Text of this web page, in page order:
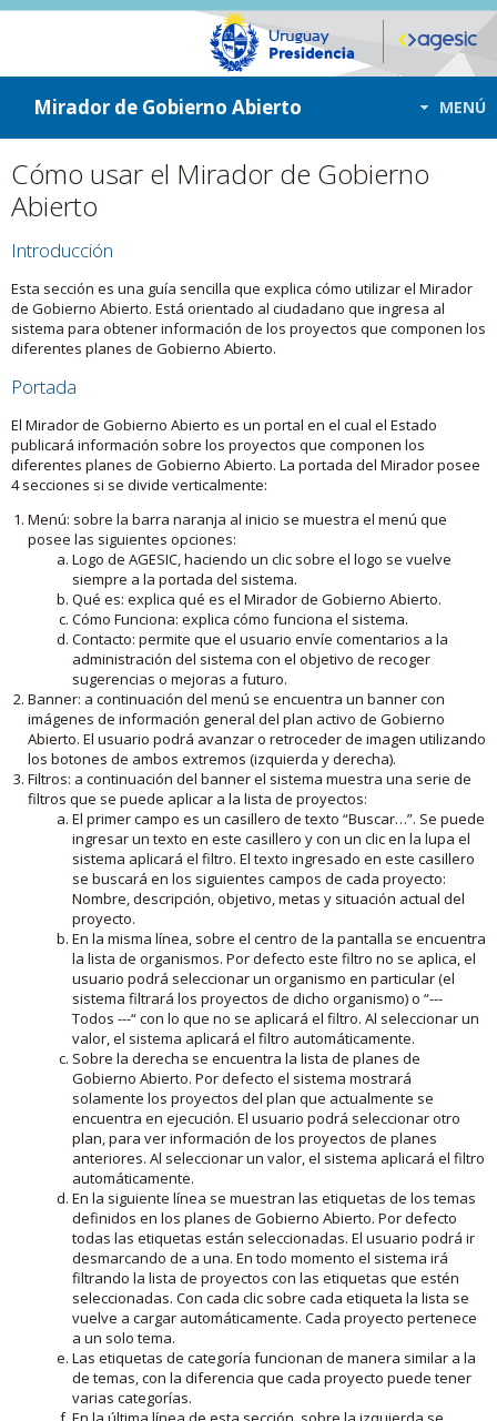
ir a contenido
ir al menú
Mirador de Gobierno Abierto MENÚ
Cómo usar el Mirador de Gobierno
Abierto
Introducción
Esta sección es una guía sencilla que explica cómo utilizar el Mirador
de Gobierno Abierto. Está orientado al ciudadano que ingresa al
sistema para obtener información de los proyectos que componen los
diferentes planes de Gobierno Abierto.
Portada
El Mirador de Gobierno Abierto es un portal en el cual el Estado
publicará información sobre los proyectos que componen los
diferentes planes de Gobierno Abierto. La portada del Mirador posee
4 secciones si se divide verticalmente:
Menú: sobre la barra naranja al inicio se muestra el menú que
posee las siguientes opciones:
Logo de AGESIC, haciendo un clic sobre el logo se vuelve
siempre a la portada del sistema.
Qué es: explica qué es el Mirador de Gobierno Abierto.
Cómo Funciona: explica cómo funciona el sistema.
Contacto: permite que el usuario envíe comentarios a la
administración del sistema con el objetivo de recoger
sugerencias o mejoras a futuro.
Banner: a continuación del menú se encuentra un banner con
imágenes de información general del plan activo de Gobierno
Abierto. El usuario podrá avanzar o retroceder de imagen utilizando
los botones de ambos extremos (izquierda y derecha).
Filtros: a continuación del banner el sistema muestra una serie de
filtros que se puede aplicar a la lista de proyectos:
El primer campo es un casillero de texto “Buscar…”. Se puede
ingresar un texto en este casillero y con un clic en la lupa el
sistema aplicará el filtro. El texto ingresado en este casillero
se buscará en los siguientes campos de cada proyecto:
Nombre, descripción, objetivo, metas y situación actual del
proyecto.
En la misma línea, sobre el centro de la pantalla se encuentra
la lista de organismos. Por defecto este filtro no se aplica, el
usuario podrá seleccionar un organismo en particular (el
sistema filtrará los proyectos de dicho organismo) o “---
Todos ---“ con lo que no se aplicará el filtro. Al seleccionar un
valor, el sistema aplicará el filtro automáticamente.
Sobre la derecha se encuentra la lista de planes de
Gobierno Abierto. Por defecto el sistema mostrará
solamente los proyectos del plan que actualmente se
encuentra en ejecución. El usuario podrá seleccionar otro
plan, para ver información de los proyectos de planes
anteriores. Al seleccionar un valor, el sistema aplicará el filtro
automáticamente.
En la siguiente línea se muestran las etiquetas de los temas
definidos en los planes de Gobierno Abierto. Por defecto
todas las etiquetas están seleccionadas. El usuario podrá ir
desmarcando de a una. En todo momento el sistema irá
filtrando la lista de proyectos con las etiquetas que estén
seleccionadas. Con cada clic sobre cada etiqueta la lista se
vuelve a cargar automáticamente. Cada proyecto pertenece
a un solo tema.
Las etiquetas de categoría funcionan de manera similar a la
de temas, con la diferencia que cada proyecto puede tener
varias categorías.